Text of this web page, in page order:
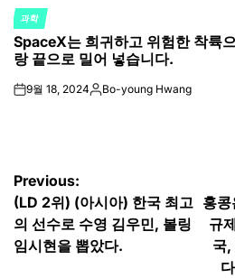
POSTED
IN
과학
SpaceX는 희귀하고 위험한 착륙
랑 끝으로 밀어 넣습니다.
on9월 18, 2024Posted
Bo-young Hwang
글
탐
색
Previous:
(LD 2위) (아시아) 한국 최고
의 선수로 수영 김우민, 볼링
임시현을 뽑았다.
홍
규
국,